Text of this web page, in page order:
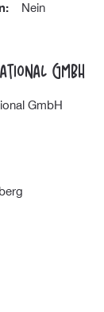
Nein
GmbH
GmbH